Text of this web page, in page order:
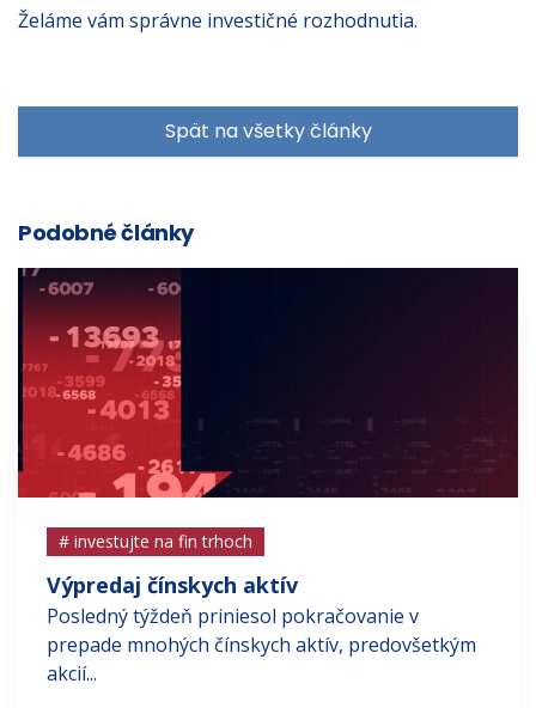
Želáme vám správne investičné rozhodnutia.
Spät na všetky články
Podobné články
# investujte na fin trhoch
Výpredaj čínskych aktív
Posledný týždeň priniesol pokračovanie v
prepade mnohých čínskych aktív, predovšetkým
akcií...